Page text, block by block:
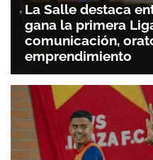
La Salle destaca
gana la primera
comunicación,
emprendimiento